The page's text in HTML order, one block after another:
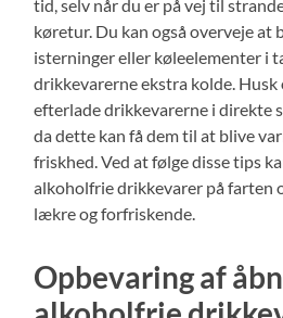
tid, selv når du er på vej til
køretur. Du kan også overveje at
isterninger eller køleelementer i
drikkevarerne ekstra kolde. Husk
efterlade drikkevarerne i direkte
da dette kan få dem til at blive
friskhed. Ved at følge disse tips
alkoholfrie drikkevarer på farten
lækre og forfriskende.
Opbevaring af